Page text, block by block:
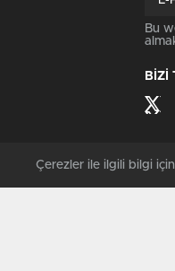
Bu
BİZİ
Çerezler ile ilgili bilgi için